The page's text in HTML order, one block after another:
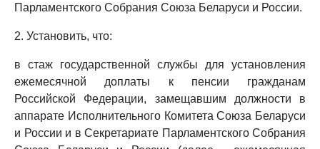
Парламентского Собрания Союза Беларуси и России.
2. Установить, что:
в стаж государственной службы для установления
ежемесячной доплаты к пенсии гражданам
Российской Федерации, замещавшим должности в
аппарате Исполнительного Комитета Союза Беларуси
и России и в Секретариате Парламентского Собрания